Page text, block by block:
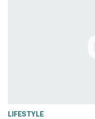
LIFESTYLE